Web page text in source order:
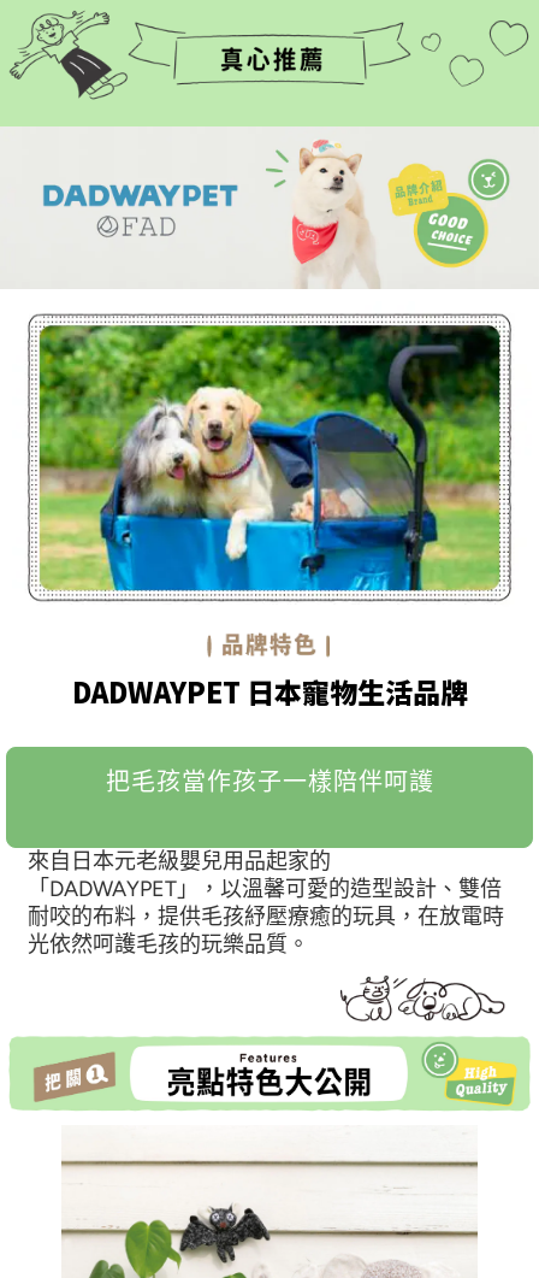
DADWAYPET 日本寵物生活品牌
把毛孩當作孩子一樣陪伴呵護
來自日本元老級嬰兒用品起家的
「DADWAYPET」，以溫馨可愛的造型設計、雙倍
耐咬的布料，提供毛孩紓壓療癒的玩具，在放電時
光依然呵護毛孩的玩樂品質。